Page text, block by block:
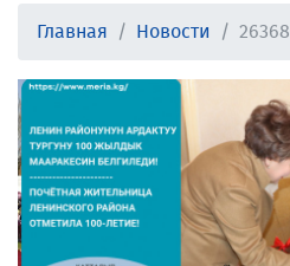
Главная Новости 26368